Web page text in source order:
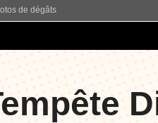
de dégâts